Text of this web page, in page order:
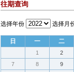
往期查询
选择年份 选择月
日 一 二
1 2
7
8 9